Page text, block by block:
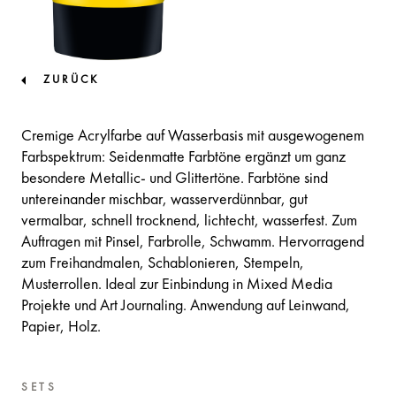
ZURÜCK
Cremige Acrylfarbe auf Wasserbasis mit ausgewogenem
Farbspektrum: Seidenmatte Farbtöne ergänzt um ganz
besondere Metallic- und Glittertöne. Farbtöne sind
untereinander mischbar, wasserverdünnbar, gut
vermalbar, schnell trocknend, lichtecht, wasserfest. Zum
Auftragen mit Pinsel, Farbrolle, Schwamm. Hervorragend
zum Freihandmalen, Schablonieren, Stempeln,
Musterrollen. Ideal zur Einbindung in Mixed Media
Projekte und Art Journaling. Anwendung auf Leinwand,
Papier, Holz.
SETS